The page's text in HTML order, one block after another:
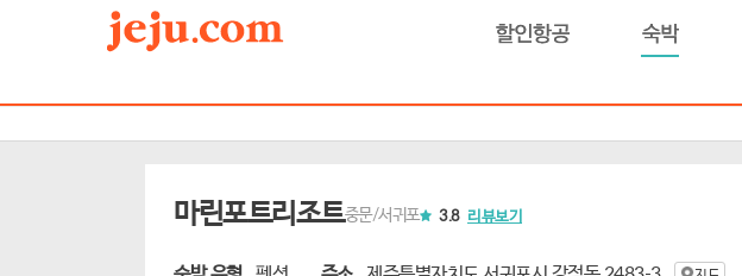
할인항공 숙박
마린포트리조트중문/서귀포 3.8 리뷰보기